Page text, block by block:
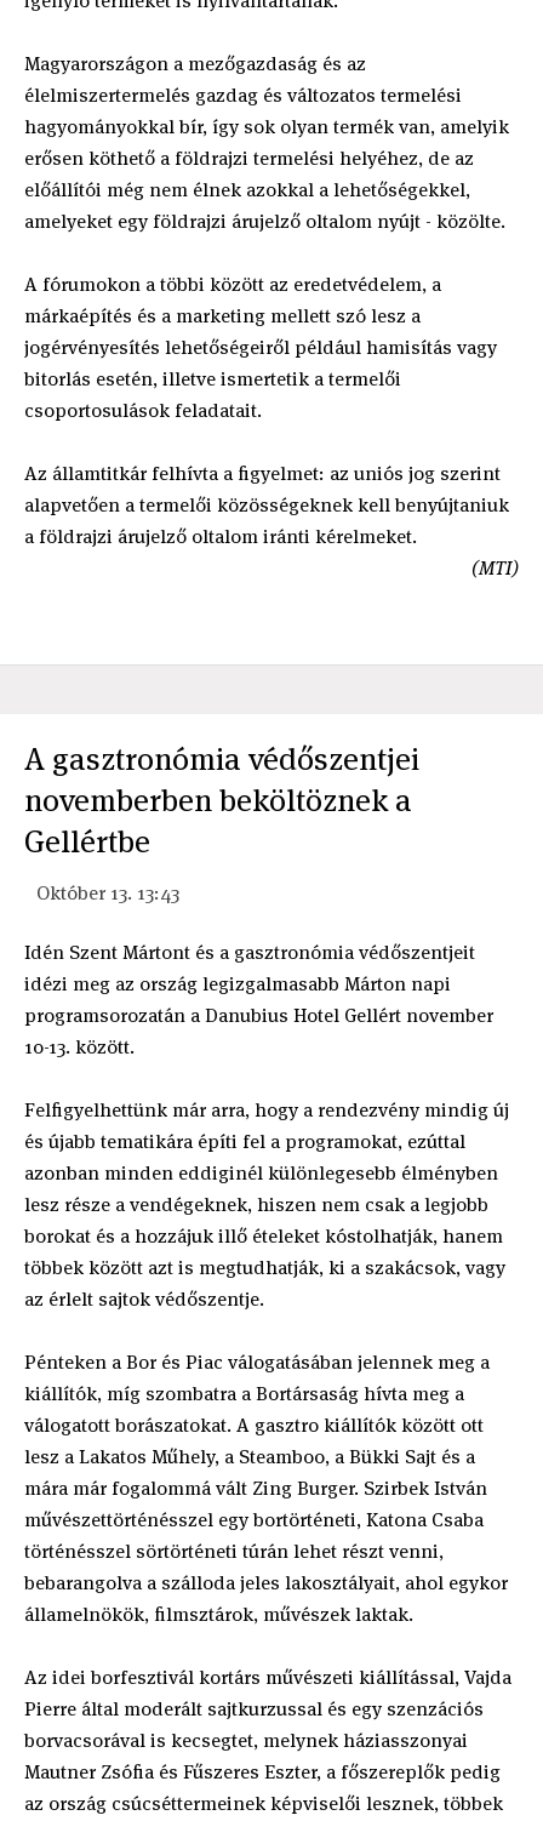
Magyarországon a mezőgazdaság és az
élelmiszertermelés gazdag és változatos termelési
hagyományokkal bír, így sok olyan termék van, amelyik
erősen köthető a földrajzi termelési helyéhez, de az
előállítói még nem élnek azokkal a lehetőségekkel,
amelyeket egy földrajzi árujelző oltalom nyújt - közölte.
A fórumokon a többi között az eredetvédelem, a
márkaépítés és a marketing mellett szó lesz a
jogérvényesítés lehetőségeiről például hamisítás vagy
bitorlás esetén, illetve ismertetik a termelői
csoportosulások feladatait.
Az államtitkár felhívta a figyelmet: az uniós jog szerint
alapvetően a termelői közösségeknek kell benyújtaniuk
a földrajzi árujelző oltalom iránti kérelmeket.
(MTI)
A gasztronómia védőszentjei
novemberben beköltöznek a
Gellértbe
Október 13. 13:43
Idén Szent Mártont és a gasztronómia védőszentjeit
idézi meg az ország legizgalmasabb Márton napi
programsorozatán a Danubius Hotel Gellért november
10-13. között.
Felfigyelhettünk már arra, hogy a rendezvény mindig új
és újabb tematikára építi fel a programokat, ezúttal
azonban minden eddiginél különlegesebb élményben
lesz része a vendégeknek, hiszen nem csak a legjobb
borokat és a hozzájuk illő ételeket kóstolhatják, hanem
többek között azt is megtudhatják, ki a szakácsok, vagy
az érlelt sajtok védőszentje.
Pénteken a Bor és Piac válogatásában jelennek meg a
kiállítók, míg szombatra a Bortársaság hívta meg a
válogatott borászatokat. A gasztro kiállítók között ott
lesz a Lakatos Műhely, a Steamboo, a Bükki Sajt és a
mára már fogalommá vált Zing Burger. Szirbek István
művészettörténésszel egy bortörténeti, Katona Csaba
történésszel sörtörténeti túrán lehet részt venni,
bebarangolva a szálloda jeles lakosztályait, ahol egykor
államelnökök, filmsztárok, művészek laktak.
Az idei borfesztivál kortárs művészeti kiállítással, Vajda
Pierre által moderált sajtkurzussal és egy szenzációs
borvacsorával is kecsegtet, melynek háziasszonyai
Mautner Zsófia és Fűszeres Eszter, a főszereplők pedig
az ország csúcséttermeinek képviselői lesznek, többek